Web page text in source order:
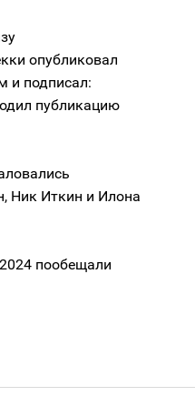
опубликовал
и подписал:
публикацию
Ник Иткин и Илона
пообещали